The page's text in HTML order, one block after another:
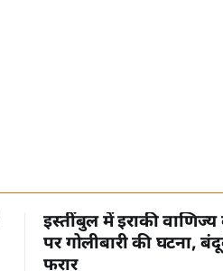
इस्तींबुल में इराकी वाणिज्य
पर गोलीबारी की घटना,
फरार